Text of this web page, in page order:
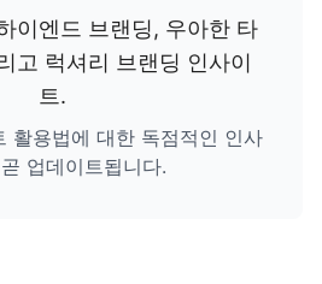
이엔드 브랜딩, 우아한 타
고 럭셔리 브랜딩 인사이
트.
활용법에 대한 독점적인 인사
업데이트됩니다.